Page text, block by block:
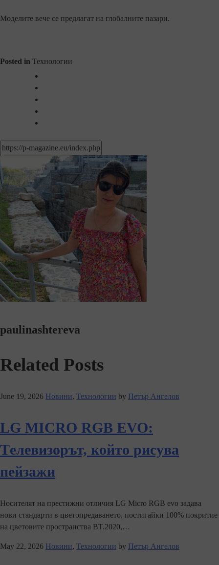
Моделите вече се предлагат на глобалните пазари.
Posted in Технологии
paulinashtereva
Related Posts
June 19, 2026 Новини, Технологии by Петър Ангелов
LG MICRO RGB EVO:
Tелевизорът, който рисува
пейзажи
Носителят на престижни отличия LG Micro RGB evo задава
нови стандарти в цветопредаването, постигайки 100% покритие
на цветовите пространства BT.2020,…
May 22, 2026 Новини, Технологии by Петър Ангелов